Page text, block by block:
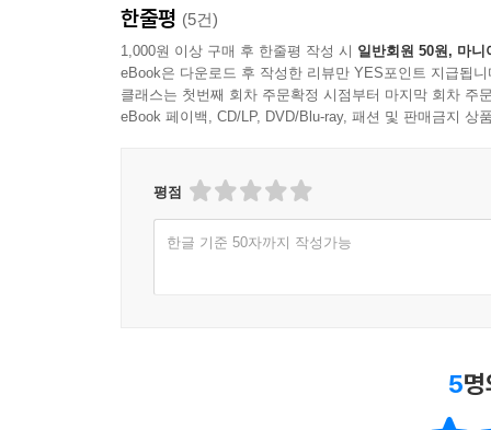
〈실무예제〉 24 특정 파일에만 표시되는 리본 메
★〈실무예제〉 25 매크로가 포함된 추가 기능 파
핵심! 실무 노트 537
01 VBA 함수 정리 540
03 특수 문자표 551
한줄평 (5건)
1,000원 이상 구매 후 한줄평 작성 시 일반회원 50원, 마니
eBook은 다운로드 후 작성한 리뷰만 YES포인트 지급됩니
클래스는 첫번째 회차 주문확정 시점부터 마지막 회차 주
eBook 페이백, CD/LP, DVD/Blu-ray, 패션 및 판매금지 상
평점
한글 기준 50자까지 작성가능
5